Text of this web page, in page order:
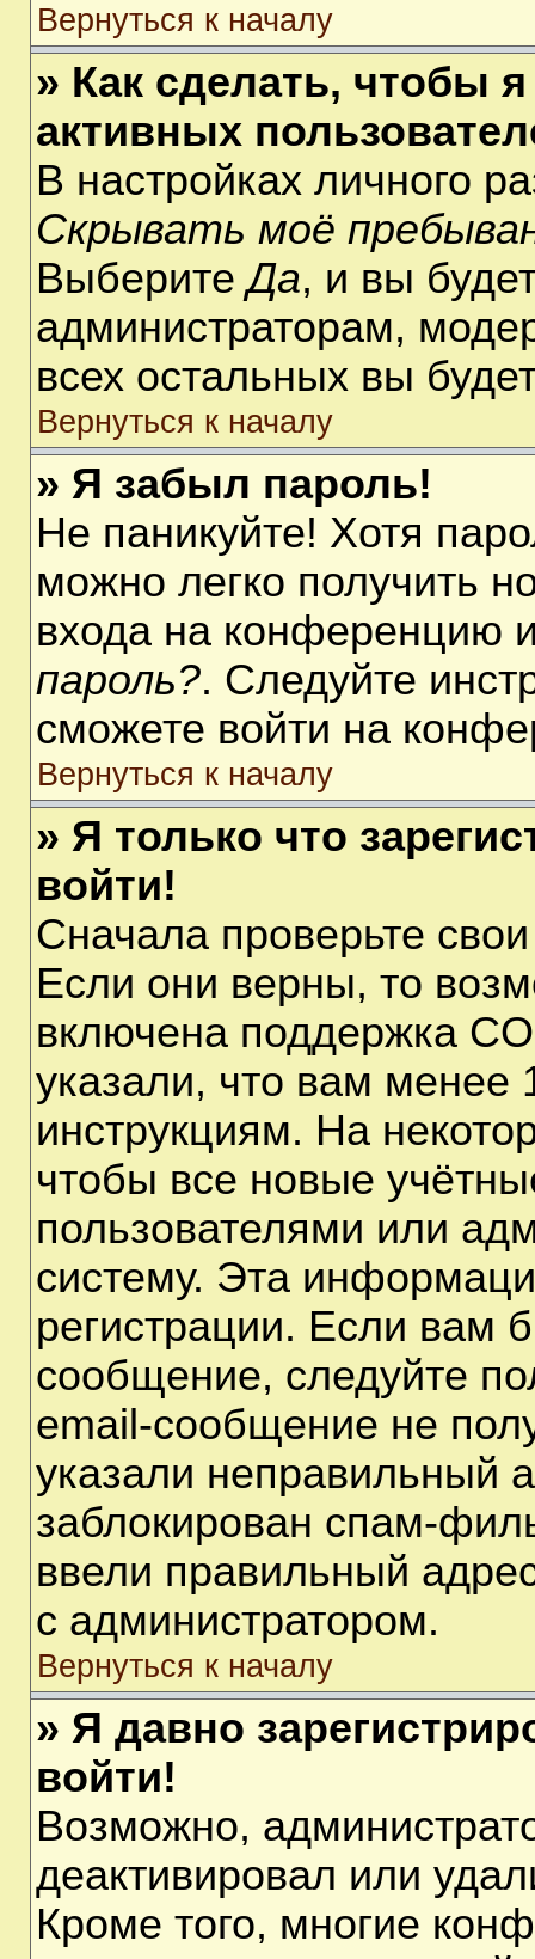
Вернуться к началу
» Как сделать, чтобы
активных
В настройках личного
Скрывать моё
ВыберитеДа, и вы
администраторам,
всех остальных вы
Вернуться к началу
» Я забыл пароль!
Не паникуйте! Хотя
можно легко получить
входа на конференцию
пароль?. Следуйте
сможете войти на
Вернуться к началу
» Я только что
войти!
Сначала проверьте
Если они верны, то
включена поддержка
указали, что вам менее
инструкциям. На
чтобы все новые
пользователями или
систему. Эта
регистрации. Если вам
сообщение, следуйте
email-сообщение не
указали неправильный
заблокирован спам-
ввели правильный
с администратором.
Вернуться к началу
» Я давно
войти!
Возможно,
деактивировал или
Кроме того, многие